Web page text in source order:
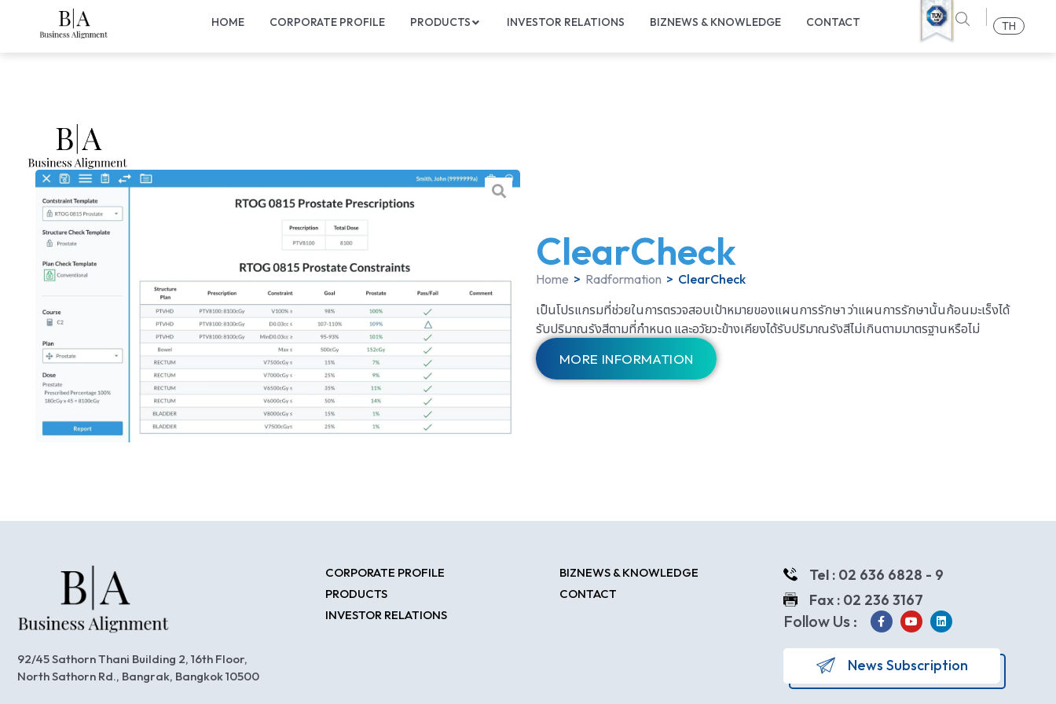
HOME CORPORATE PROFILE PRODUCTS INVESTOR RELATIONS BIZNEWS & KNOWLEDGE CONTACT TH
ClearCheck
Home > Radformation > ClearCheck
เป็นโปรแกรมที่ช่วยในการตรวจสอบเป้าหมายของแผนการรักษา ว่าแผนการรักษานั้นก้อนมะเร็งได้
รับปริมาณรังสีตามที่กำหนด และอวัยวะข้างเคียงได้รับปริมาณรังสีไม่เกินตามมาตรฐานหรือไม่
MORE INFORMATION
92/45 Sathorn Thani Building 2, 16th Floor,
North Sathorn Rd., Bangrak, Bangkok 10500
CORPORATE PROFILE
PRODUCTS
INVESTOR RELATIONS
BIZNEWS & KNOWLEDGE
CONTACT
Tel : 02 636 6828 - 9
Fax : 02 236 3167
Follow Us :
News Subscription